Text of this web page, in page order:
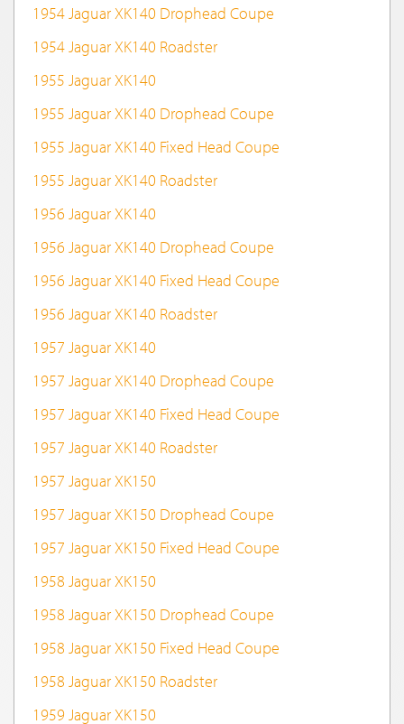
1954 Jaguar XK140 Drophead Coupe
1954 Jaguar XK140 Roadster
1955 Jaguar XK140
1955 Jaguar XK140 Drophead Coupe
1955 Jaguar XK140 Fixed Head Coupe
1955 Jaguar XK140 Roadster
1956 Jaguar XK140
1956 Jaguar XK140 Drophead Coupe
1956 Jaguar XK140 Fixed Head Coupe
1956 Jaguar XK140 Roadster
1957 Jaguar XK140
1957 Jaguar XK140 Drophead Coupe
1957 Jaguar XK140 Fixed Head Coupe
1957 Jaguar XK140 Roadster
1957 Jaguar XK150
1957 Jaguar XK150 Drophead Coupe
1957 Jaguar XK150 Fixed Head Coupe
1958 Jaguar XK150
1958 Jaguar XK150 Drophead Coupe
1958 Jaguar XK150 Fixed Head Coupe
1958 Jaguar XK150 Roadster
1959 Jaguar XK150